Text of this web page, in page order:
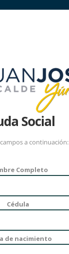
Social
a continuación:
Completo
Cédula
de nacimiento